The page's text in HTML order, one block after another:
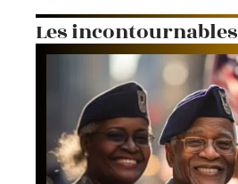
Les incontournables